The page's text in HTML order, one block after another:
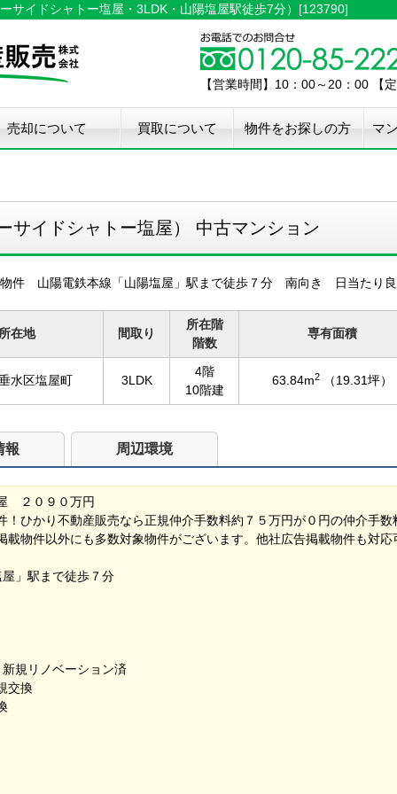
サイドシャトー塩屋・3LDK・山陽塩屋駅徒歩7分）[123790]
【営業時間】10：00～20：00 【
売却について 買取について 物件をお探しの方 マ
サイドシャトー塩屋） 中古マンション
物件 山陽電鉄本線「山陽塩屋」駅まで徒歩７分 南向き 日当たり
在地 間取り
所在階
階数
専有面積
水区塩屋町 3LDK
4階
10階建
63.84m2 （19.31坪）
報 周辺環境
２０９０万円
！ひかり不動産販売なら正規仲介手数料約７５万円が０円の仲介手
載物件以外にも多数対象物件がございます。他社広告掲載物件も対
屋」駅まで徒歩７分
規リノベーション済
交換